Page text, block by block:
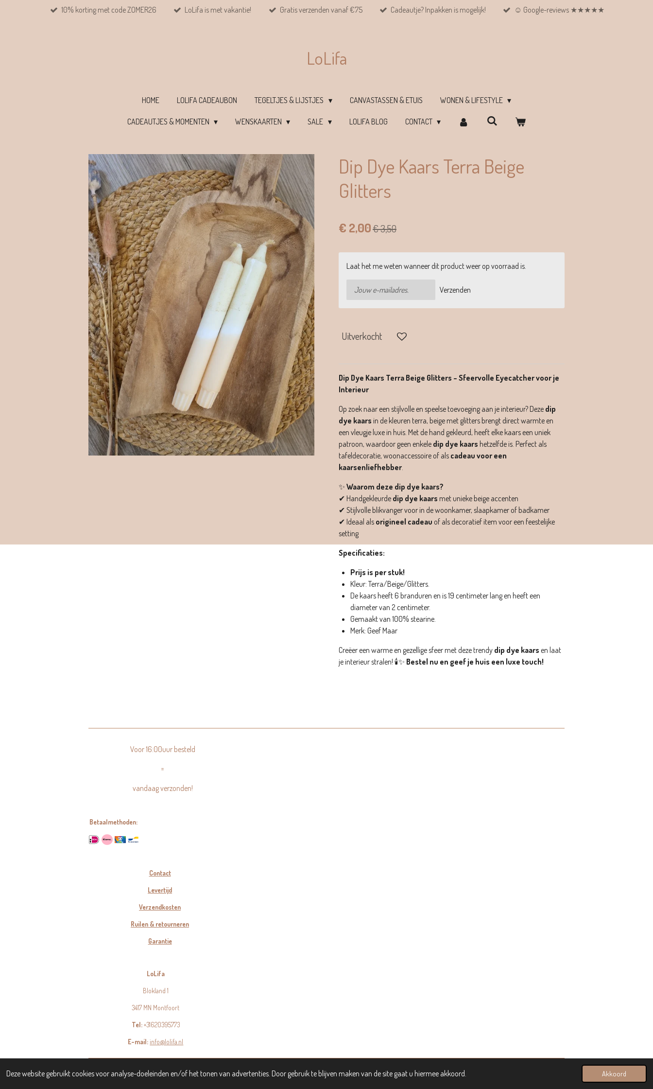
Deze website gebruikt cookies voor analyse-doeleinden en/of het tonen van advertenties. Door gebruik te blijven maken van de site gaat u hiermee akkoord. Akkoord
10% korting met code ZOMER26 LoLifa is met vakantie! Gratis verzenden vanaf €75 Cadeautje? Inpakken is mogelijk! ☺︎ Google-reviews ★★★★★
LoLifa
HOME LOLIFA CADEAUBON TEGELTJES & LIJSTJES CANVASTASSEN & ETUIS WONEN & LIFESTYLE
CADEAUTJES & MOMENTEN WENSKAARTEN SALE LOLIFA BLOG CONTACT
Dip Dye Kaars Terra Beige
Glitters
€ 2,00€ 3,50
Laat het me weten wanneer dit product weer op voorraad is.
Verzenden
Uitverkocht
Dip Dye Kaars Terra Beige Glitters – Sfeervolle Eyecatcher voor je
Interieur
Op zoek naar een stijlvolle en speelse toevoeging aan je interieur? Deze dip
dye kaars in de kleuren terra, beige met glitters brengt direct warmte en
een vleugje luxe in huis. Met de hand gekleurd, heeft elke kaars een uniek
patroon, waardoor geen enkele dip dye kaars hetzelfde is. Perfect als
tafeldecoratie, woonaccessoire of als cadeau voor een
kaarsenliefhebber
✨ Waarom deze dip dye kaars?
✔ Handgekleurde dip dye kaars met unieke beige accenten
✔ Stijlvolle blikvanger voor in de woonkamer, slaapkamer of badkamer
✔ Ideaal als origineel cadeau of als decoratief item voor een feestelijke
setting
Specificaties:
Prijs is per stuk!
Kleur: Terra/Beige/Glitters.
De kaars heeft 6 branduren en is 19 centimeter lang en heeft een
diameter van 2 centimeter.
Gemaakt van 100% stearine.
Merk: Geef Maar
Creëer een warme en gezellige sfeer met deze trendy dip dye kaars en laat
je interieur stralen! 🕯️✨ Bestel nu en geef je huis een luxe touch!
Voor 16:00uur besteld
=
vandaag verzonden!
Betaalmethoden:
Contact
Levertijd
Verzendkosten
Ruilen & retourneren
Garantie
LoLifa
Blokland 1
3417 MN Montfoort
Tel:+31620395773
E-mail:info@lolifa.nl
© 2023 - 2026 LoLifa